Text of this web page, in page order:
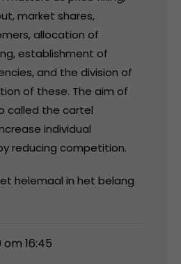
market shares,
allocation of
establishment of
and the division of
of these. The aim of
called the cartel
individual
reducing competition.
helemaal in het belang
16:45